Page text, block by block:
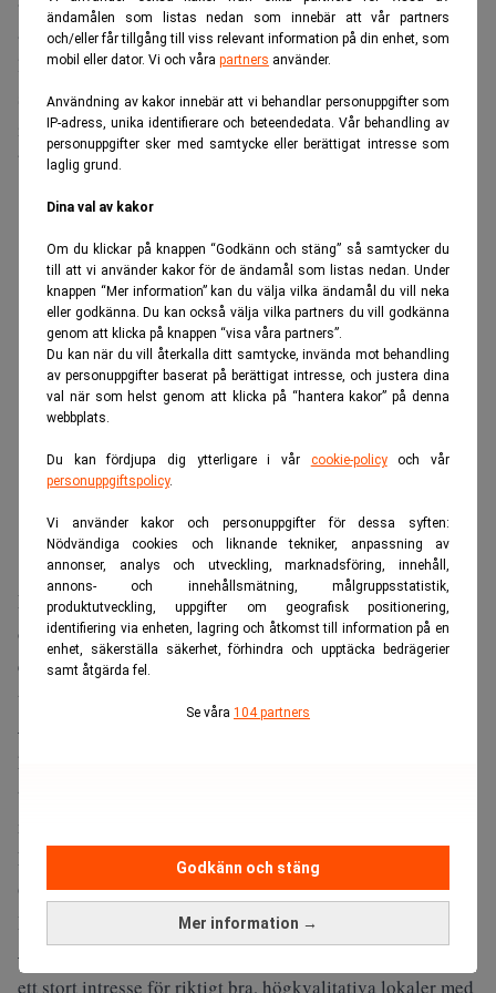
ändamålen som listas nedan som innebär att vår partners
och/eller får tillgång till viss relevant information på din enhet, som
mobil eller dator. Vi och våra partners använder.
Användning av kakor innebär att vi behandlar personuppgifter som
IP-adress, unika identifierare och beteendedata. Vår behandling av
personuppgifter sker med samtycke eller berättigat intresse som
laglig grund.
Dina val av kakor
Om du klickar på knappen “Godkänn och stäng” så samtycker du
till att vi använder kakor för de ändamål som listas nedan. Under
knappen “Mer information” kan du välja vilka ändamål du vill neka
eller godkänna. Du kan också välja vilka partners du vill godkänna
genom att klicka på knappen “visa våra partners”.
Du kan när du vill återkalla ditt samtycke, invända mot behandling
av personuppgifter baserat på berättigat intresse, och justera dina
val när som helst genom att klicka på “hantera kakor” på denna
webbplats.
Du kan fördjupa dig ytterligare i vår cookie-policyoch vår
personuppgiftspolicy.
Vi använder kakor och personuppgifter för dessa syften:
Nödvändiga cookies och liknande tekniker, anpassning av
annonser, analys och utveckling, marknadsföring, innehåll,
annons- och innehållsmätning, målgruppsstatistik,
produktutveckling, uppgifter om geografisk positionering,
identifiering via enheten, lagring och åtkomst till information på en
enhet, säkerställa säkerhet, förhindra och upptäcka bedrägerier
samt åtgärda fel.
Se våra 104 partners
Mer information →
Godkänn och stäng
avgörande. Det viktigaste är att vi har rätt folk som är
lagspelare i hop med alla andra kontor som erbjuder det
som Lindahl är kända för till klienterna – så att de känner
igen sig. Vi upplever att många är intresserade av vad vi
bygger upp just nu och att Lindahl lockar fler.
ANNONS
Lindahl ska nu bygga ut mot olika typer av transaktioner
och Tobias Wåhlén menar att det finns mängder juridiska
erfarenheter och kompetenser som är kopplade till olika
typer av företagsöverlåtelser.
– Det är skönt också att vi har alla andra kontor som har
hela bredden. Vi kan redan nu erbjuda heltäckande
tjänster. Alla kommer inte sitta i Stockholm, men det är
mindre relevant.
Lindahl har även kontor i Göteborg, Malmö, Uppsala,
Örebro och Helsingborg.
Hur svårt var det att finna denna lokal i Stockholm?
– Det är en glödhet marknad i Stockholm och det är alltid
ett stort intresse för riktigt bra, högkvalitativa lokaler med